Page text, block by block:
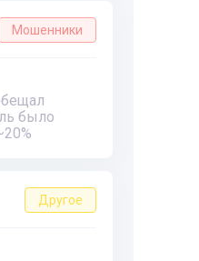
Мошенники
было
Другое